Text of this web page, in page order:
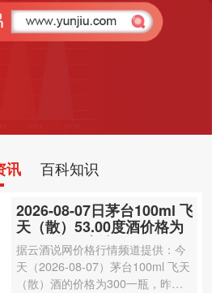
讯 百科知识
2026-08-07日茅台100ml 飞
天（散）53.00度酒价格为
300一瓶，上涨 3元
据云酒说网价格行情频道提供：今
天（2026-08-07）茅台100ml 飞天
（散）酒的价格为300一瓶，昨日